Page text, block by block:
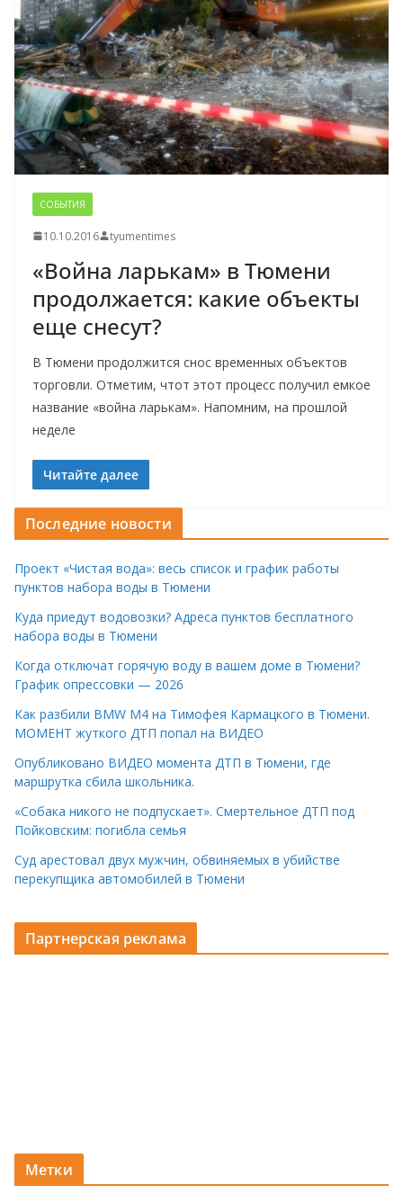
СОБЫТИЯ
10.10.2016 tyumentimes
«Война ларькам» в Тюмени
продолжается: какие объекты
еще снесут?
В Тюмени продолжится снос временных объектов
торговли. Отметим, чтот этот процесс получил емкое
название «война ларькам». Напомним, на прошлой
неделе
Читайте далее
Последние новости
Проект «Чистая вода»: весь список и график работы
пунктов набора воды в Тюмени
Куда приедут водовозки? Адреса пунктов бесплатного
набора воды в Тюмени
Когда отключат горячую воду в вашем доме в Тюмени?
График опрессовки — 2026
Как разбили BMW M4 на Тимофея Кармацкого в Тюмени.
МОМЕНТ жуткого ДТП попал на ВИДЕО
Опубликовано ВИДЕО момента ДТП в Тюмени, где
маршрутка сбила школьника.
«Собака никого не подпускает». Смертельное ДТП под
Пойковским: погибла семья
Суд арестовал двух мужчин, обвиняемых в убийстве
перекупщика автомобилей в Тюмени
Партнерская реклама
Метки